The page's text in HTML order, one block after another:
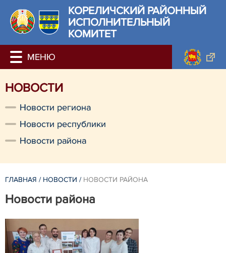
КОРЕЛИЧСКИЙ РАЙОННЫЙ
ИСПОЛНИТЕЛЬНЫЙ
КОМИТЕТ
НОВОСТИ
Новости региона
Новости республики
Новости района
ГЛАВНАЯ / НОВОСТИ / НОВОСТИ РАЙОНА
Новости района